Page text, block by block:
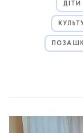
ДІТИ